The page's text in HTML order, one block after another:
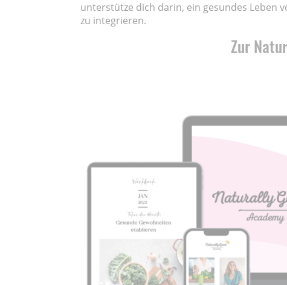
unterstütze dich darin, ein gesundes Leben
zu integrieren.
Zur